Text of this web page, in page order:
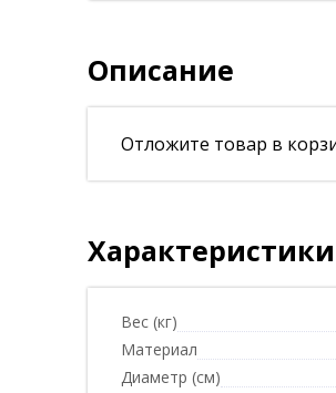
Описание
Отложите товар в
Характеристики
Вес (кг)
Материал
Диаметр (см)